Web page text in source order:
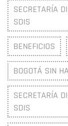
SECRETARÍA
SDIS
BENEFICIOS
BOGOTÁ SIN
SECRETARÍA
SDIS